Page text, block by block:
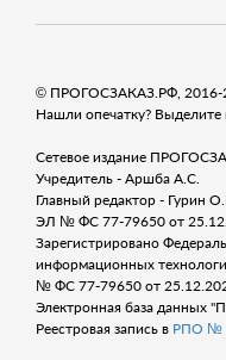
© ПРОГОСЗАКАЗ.РФ, 2016-
Нашли опечатку?
Сетевое издание
Учредитель - Аршба А.С.
Главный редактор - Гурин
ЭЛ № ФС 77-79650 от
Зарегистрировано
информационных
№ ФС 77-79650 от
Электронная база данных
Реестровая запись в РПО №